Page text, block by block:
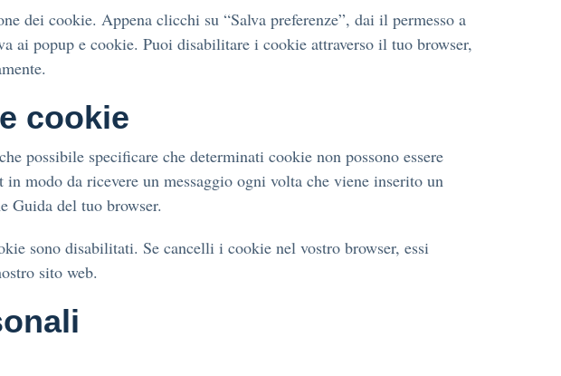
dei cookie. Appena clicchi su “Salva preferenze”, dai il permesso a
ai popup e cookie. Puoi disabilitare i cookie attraverso il tuo browser,
cookie
possibile specificare che determinati cookie non possono essere
modo da ricevere un messaggio ogni volta che viene inserito un
Guida del tuo browser.
sono disabilitati. Se cancelli i cookie nel vostro browser, essi
sito web.